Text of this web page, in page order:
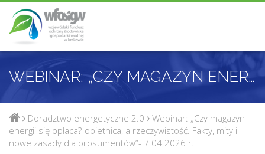
WEBINAR: „CZY MAGAZYN ENERGII SIĘ OPŁACA?-OBIETNICA, A RZECZYWISTOŚĆ. FAKTY, MITY I NOWE ZASADY DLA PROSUMENTÓW”- 7.04.2026 R.
Doradztwo energetyczne 2.0
Webinar: „Czy magazyn
energii się opłaca?-obietnica, a rzeczywistość. Fakty, mity i
nowe zasady dla prosumentów”- 7.04.2026 r.